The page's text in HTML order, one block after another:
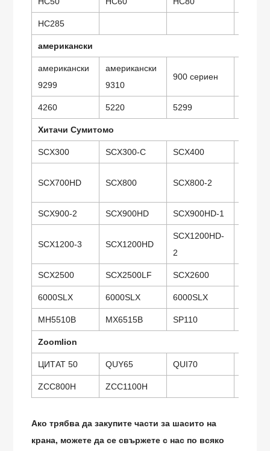
HC285
американски
американски
9299
американски
9310
900 сериен
4260 5220 5299
Хитачи Сумитомо
SCX300 SCX300-C SCX400
SCX700HD SCX800 SCX800-2
SCX900-2 SCX900HD SCX900HD-1
SCX1200-3 SCX1200HD
SCX1200HD-
2
SCX2500 SCX2500LF SCX2600
6000SLX 6000SLX 6000SLX
MH5510B MX6515B SP110
Zoomlion
ЦИТАТ 50 QUY65 QUI70
ZCC800H ZCC1100H
Ако трябва да закупите части за шасито на
крана, можете да се свържете с нас по всяко